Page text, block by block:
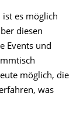
es möglich
diesen
Events und
möglich, die
was